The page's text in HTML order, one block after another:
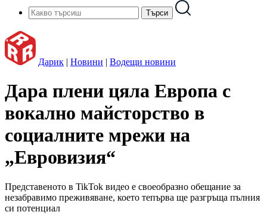
Дарик | Новини | Водещи новини
Дара плени цяла Европа с
вокално майсторство в
социалните мрежи на
„Евровизия“
Представеното в TikTok видео е своеобразно обещание за
незабравимо преживяване, което тепърва ще разгръща пълния
си потенциал